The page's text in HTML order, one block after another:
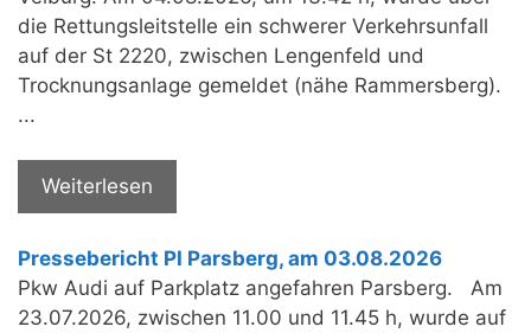
die Rettungsleitstelle ein schwerer Verkehrsunfall
auf der St 2220, zwischen Lengenfeld und
Trocknungsanlage gemeldet (nähe Rammersberg).
...
Weiterlesen
Pressebericht PI Parsberg, am 03.08.2026
Pkw Audi auf Parkplatz angefahren Parsberg. Am
23.07.2026, zwischen 11.00 und 11.45 h, wurde auf